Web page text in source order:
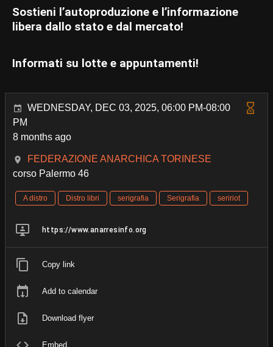
Sostieni l’autoproduzione e l’informazione
libera dallo stato e dal mercato!
Informati su lotte e appuntamenti!
WEDNESDAY, DEC 03, 2025, 06:00 PM-08:00
PM
8 months ago
FEDERAZIONE ANARCHICA TORINESE
corso Palermo 46
A distro Distro libri serigrafia Serigrafia seririot
https://www.anarresinfo.org
Copy link
Add to calendar
Download flyer
Embed